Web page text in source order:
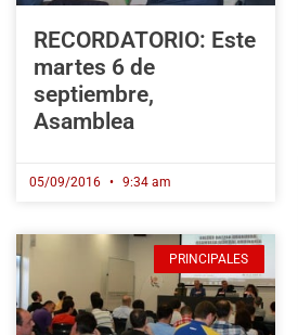
RECORDATORIO: Este
martes 6 de
septiembre,
Asamblea
05/09/2016 9:34 am
PRINCIPALES